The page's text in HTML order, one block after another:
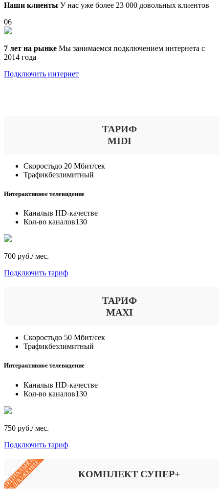
Наши клиенты У нас уже более 23 000 довольных клиентов
06
7 лет на рынке Мы занимаемся подключением интернета с
2014 года
Подключить интернет
ТАРИФ
MIDI
Скоростьдо 20 Мбит/сек
Трафикбезлимитный
Интерактивное телевидение
Каналыв HD-качестве
Кол-во каналов130
700 руб./ мес.
Подключить тариф
ТАРИФ
MAXI
Скоростьдо 50 Мбит/сек
Трафикбезлимитный
Интерактивное телевидение
Каналыв HD-качестве
Кол-во каналов130
750 руб./ мес.
Подключить тариф
ПРЕДЛОЖЕНИЕ КОМПЛЕКТ СУПЕР+